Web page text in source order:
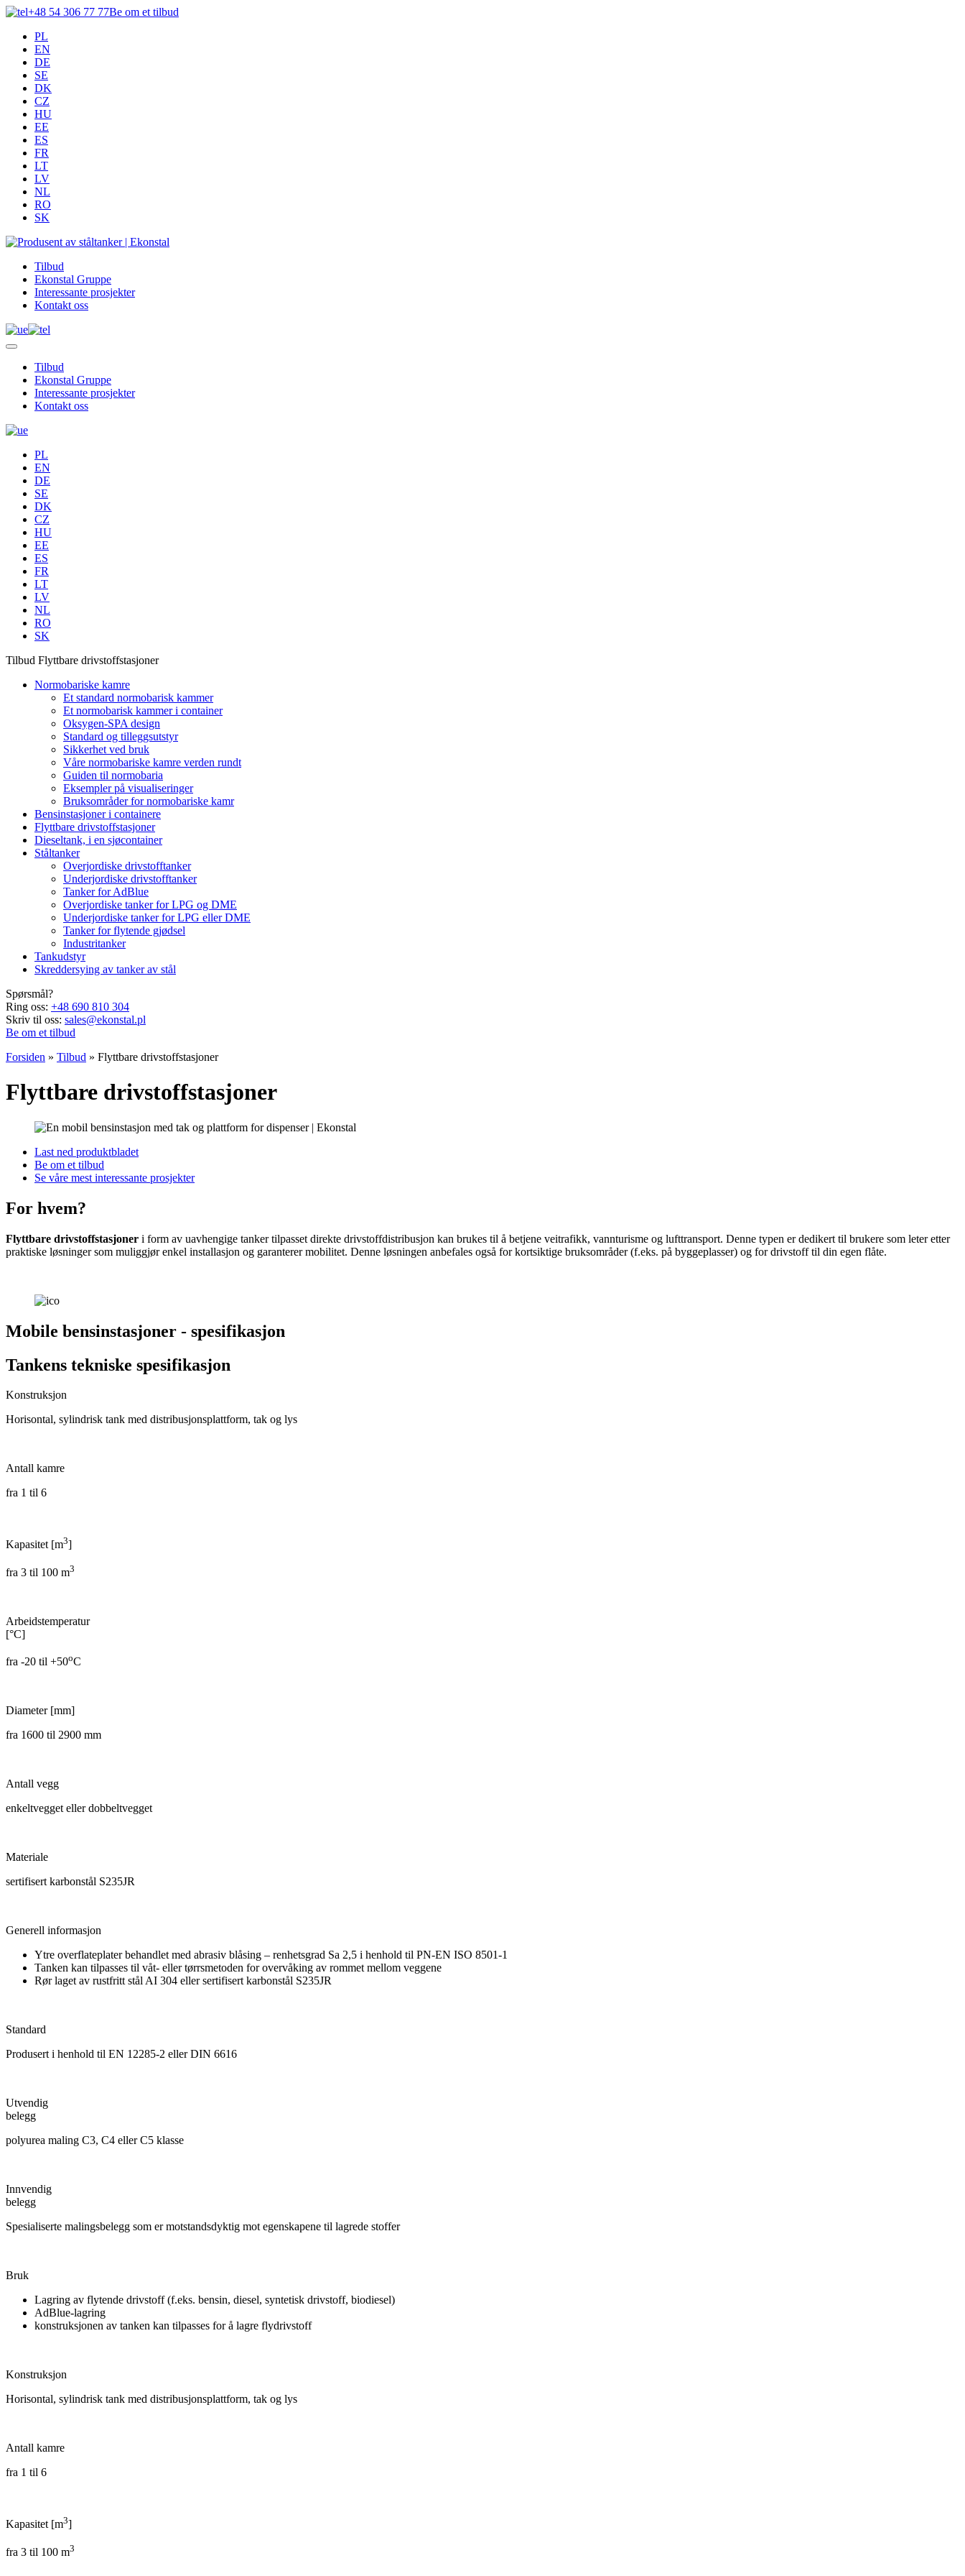
+48 54 306 77 77Be om et tilbud
PL
EN
DE
SE
DK
CZ
HU
EE
ES
FR
LT
LV
NL
RO
SK
Tilbud
Ekonstal Gruppe
Interessante prosjekter
Kontakt oss
Tilbud
Ekonstal Gruppe
Interessante prosjekter
Kontakt oss
PL
EN
DE
SE
DK
CZ
HU
EE
ES
FR
LT
LV
NL
RO
SK
Tilbud Flyttbare drivstoffstasjoner
Normobariske kamre
Et standard normobarisk kammer
Et normobarisk kammer i container
Oksygen-SPA design
Standard og tilleggsutstyr
Sikkerhet ved bruk
Våre normobariske kamre verden rundt
Guiden til normobaria
Eksempler på visualiseringer
Bruksområder for normobariske kamr
Bensinstasjoner i containere
Flyttbare drivstoffstasjoner
Dieseltank, i en sjøcontainer
Ståltanker
Overjordiske drivstofftanker
Underjordiske drivstofftanker
Tanker for AdBlue
Overjordiske tanker for LPG og DME
Underjordiske tanker for LPG eller DME
Tanker for flytende gjødsel
Industritanker
Tankudstyr
Skreddersying av tanker av stål
Spørsmål?
Ring oss: +48 690 810 304
Skriv til oss: sales@ekonstal.pl
Be om et tilbud
Forsiden » Tilbud » Flyttbare drivstoffstasjoner
Flyttbare drivstoffstasjoner
Last ned produktbladet
Be om et tilbud
Se våre mest interessante prosjekter
For hvem?
Flyttbare drivstoffstasjoner i form av uavhengige tanker tilpasset direkte drivstoffdistribusjon kan brukes til å betjene veitrafikk, vannturisme og lufttransport. Denne typen er dedikert til brukere som leter etter
praktiske løsninger som muliggjør enkel installasjon og garanterer mobilitet. Denne løsningen anbefales også for kortsiktige bruksområder (f.eks. på byggeplasser) og for drivstoff til din egen flåte.
Mobile bensinstasjoner - spesifikasjon
Tankens tekniske spesifikasjon
Konstruksjon
Horisontal, sylindrisk tank med distribusjonsplattform, tak og lys
Antall kamre
fra 1 til 6
Kapasitet [m3]
fra 3 til 100 m3
Arbeidstemperatur
[°C]
fra -20 til +50oC
Diameter [mm]
fra 1600 til 2900 mm
Antall vegg
enkeltvegget eller dobbeltvegget
Materiale
sertifisert karbonstål S235JR
Generell informasjon
Ytre overflateplater behandlet med abrasiv blåsing – renhetsgrad Sa 2,5 i henhold til PN-EN ISO 8501-1
Tanken kan tilpasses til våt- eller tørrsmetoden for overvåking av rommet mellom veggene
Rør laget av rustfritt stål AI 304 eller sertifisert karbonstål S235JR
Standard
Produsert i henhold til EN 12285-2 eller DIN 6616
Utvendig
belegg
polyurea maling C3, C4 eller C5 klasse
Innvendig
belegg
Spesialiserte malingsbelegg som er motstandsdyktig mot egenskapene til lagrede stoffer
Bruk
Lagring av flytende drivstoff (f.eks. bensin, diesel, syntetisk drivstoff, biodiesel)
AdBlue-lagring
konstruksjonen av tanken kan tilpasses for å lagre flydrivstoff
Konstruksjon
Horisontal, sylindrisk tank med distribusjonsplattform, tak og lys
Antall kamre
fra 1 til 6
Kapasitet [m3]
fra 3 til 100 m3